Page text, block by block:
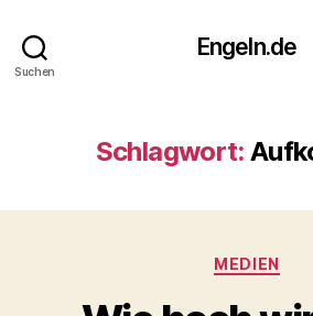
Suchen
Engeln.de
Schlagwort:
MEDIEN